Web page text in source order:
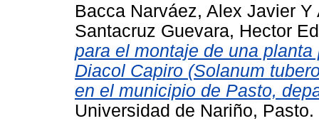
Bacca Narváez, Alex Javier Y
Santacruz Guevara, Hector
para el montaje de una
Diacol Capiro (Solanum
en el municipio de Pasto,
Universidad de Nariño, Pasto.